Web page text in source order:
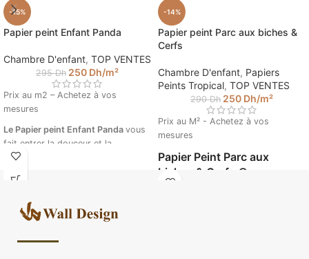
-15%
Papier peint Enfant Panda
Chambre D'enfant, TOP VENTES
295Dh 250 Dh/m²
Prix au m2 – Achetez à vos
mesures
Le Papier peint Enfant Panda vous
fait entrer la douceur et la
tendresse dans la chambre de
vont séduire votre enfant en un clin
Garçons et Filles. Créer facilement
-14%
Papier peint Parc aux biches &
Cerfs
Chambre D'enfant, Papiers
Peints Tropical, TOP VENTES
290Dh 250 Dh/m²
Prix au M² - Achetez à vos
mesures
Papier Peint Parc aux
biches & Cerfs ©